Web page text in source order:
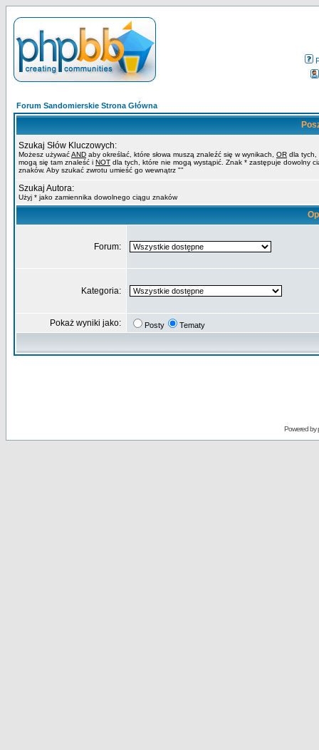
Forum Sandomierskie Strona Główna
Szukaj Słów Kluczowych:
Możesz używaćAND aby określać, które słowa muszą znaleźć się w wynikach, OR dla tych,
mogą się tam znaleść i NOT dla tych, które nie mogą wystąpić. Znak * zastępuje dowolny
znaków. Aby szukać zwrotu umieść go wewnątrz ""
Szukaj Autora:
Użyj * jako zamiennika dowolnego ciągu znaków
Forum:
Kategoria:
Pokaż wyniki jako: Posty Tematy
Powered by